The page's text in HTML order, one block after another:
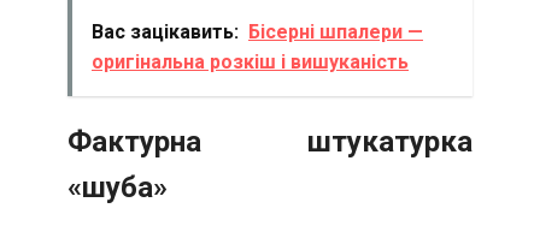
Вас зацікавить: Бісерні шпалери —
оригінальна розкіш і вишуканість
Фактурна штукатурка
«шуба»